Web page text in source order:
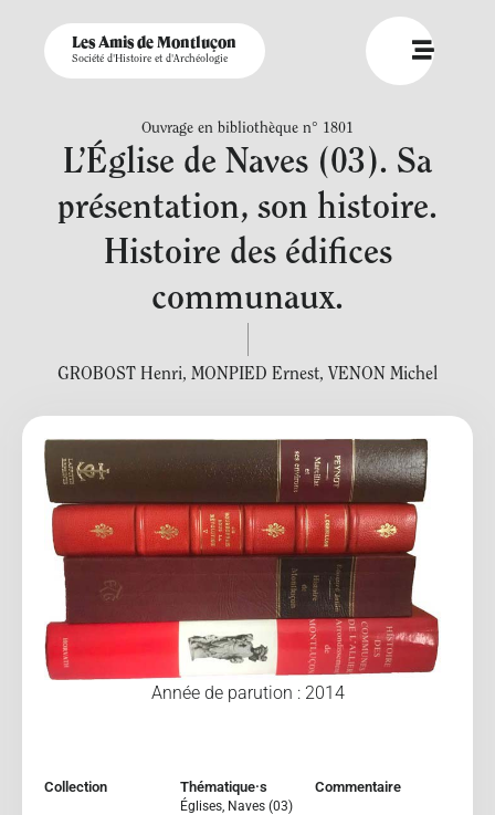
Les Amis de Montluçon
Société d'Histoire et d'Archéologie
Ouvrage en bibliothèque n° 1801
L’Église de Naves (03). Sa
présentation, son histoire.
Histoire des édifices
communaux.
GROBOST Henri, MONPIED Ernest, VENON Michel
Année de parution : 2014
Collection Thématique·s
Églises, Naves (03)
Commentaire